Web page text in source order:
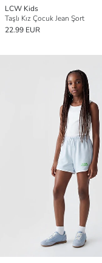
LCW Kids
Taşlı Kız Çocuk Jean Şort
22.99 EUR